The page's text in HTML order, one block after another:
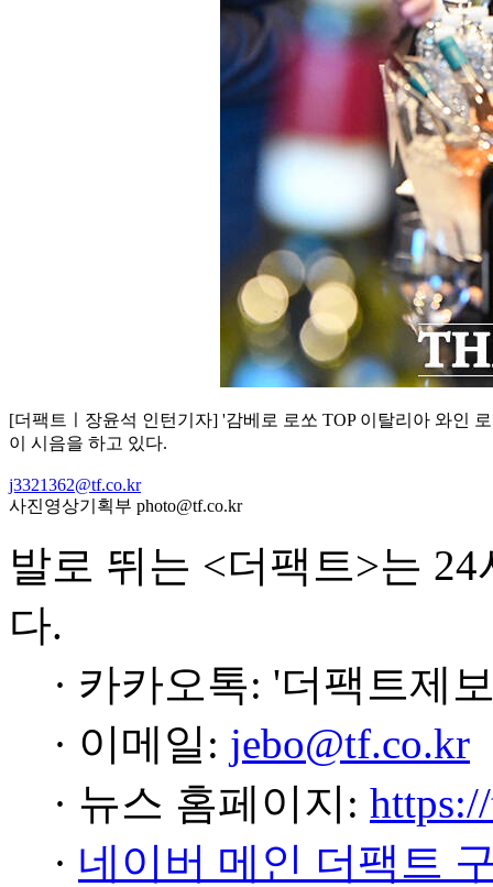
[더팩트ㅣ장윤석 인턴기자] '감베로 로쏘 TOP 이탈리아 와인
이 시음을 하고 있다.
j3321362@tf.co.kr
사진영상기획부 photo@tf.co.kr
발로 뛰는 <더팩트>는
다.
· 카카오톡: '더팩트제
· 이메일: jebo@tf.co.kr
· 뉴스 홈페이지:
· 네이버 메인 더팩트